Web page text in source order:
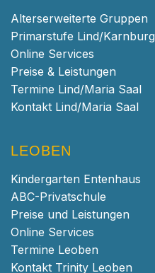
Alterserweiterte Gruppen
Primarstufe Lind/Karnburg
Online Services
Preise & Leistungen
Termine Lind/Maria Saal
Kontakt Lind/Maria Saal
LEOBEN
Kindergarten Entenhaus
ABC-Privatschule
Preise und Leistungen
Online Services
Termine Leoben
Kontakt Trinity Leoben